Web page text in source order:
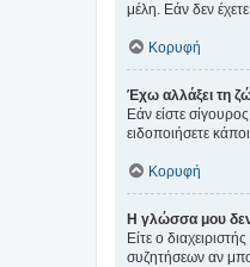
μέλη. Εάν δεν
Κορυφή
Έχω αλλάξει τη
Εάν είστε
ειδοποιήσετε
Κορυφή
Η γλώσσα μου δεν
Είτε ο
συζητήσεων αν